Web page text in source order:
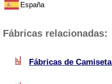
España
Fábricas relacionadas:
Fábricas de